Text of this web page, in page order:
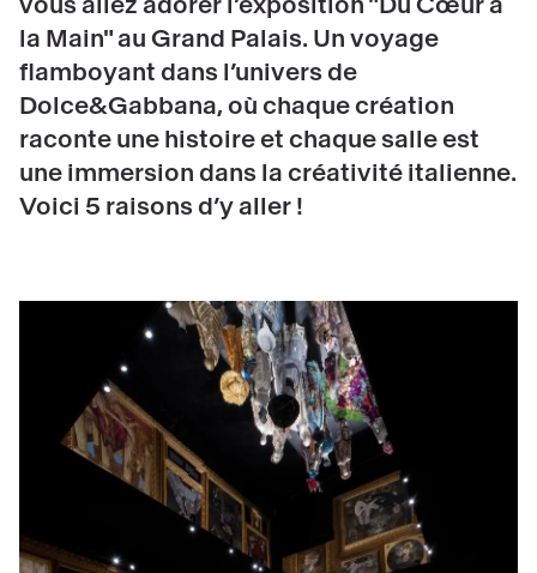
vous allez adorer l’exposition "Du Cœur à
la Main" au Grand Palais. Un voyage
flamboyant dans l’univers de
Dolce&Gabbana, où chaque création
raconte une histoire et chaque salle est
une immersion dans la créativité italienne.
Voici 5 raisons d’y aller !